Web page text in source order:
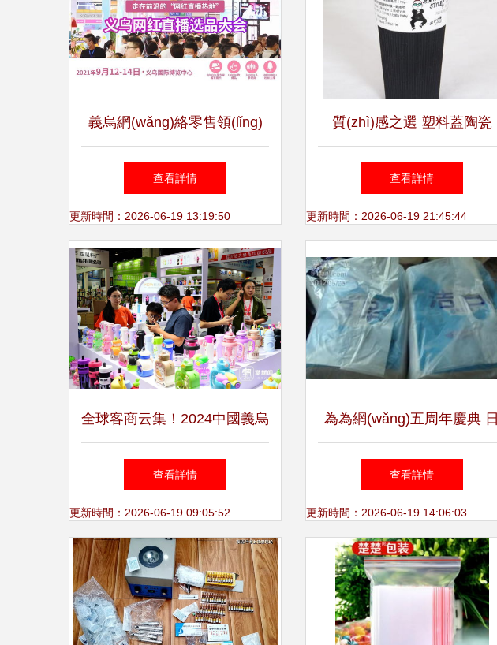
義烏網(wǎng)絡零售領(lǐng)
跑全省 695.57億元背后的日
用百貨經(jīng)濟活力
查看詳情
更新時間：2026-06-19 13:19:50
質(zhì)感之選 塑料蓋陶瓷
杯，生活中的溫暖陪伴
查看詳情
更新時間：2026-06-19 21:45:44
全球客商云集！2024中國義烏
日用百貨科技創(chuàng)新博
覽會人氣旺
查看詳情
更新時間：2026-06-19 09:05:52
為為網(wǎng)五周年慶典 日
用百貨一單省心購
查看詳情
更新時間：2026-06-19 14:06:03